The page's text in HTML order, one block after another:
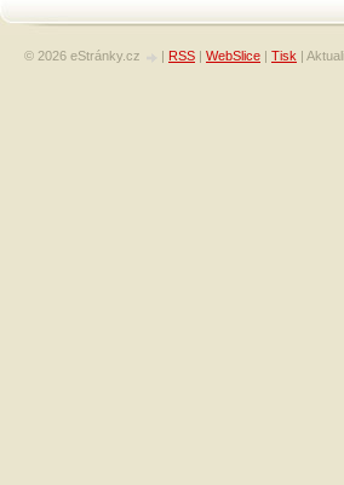
© 2026 eStránky.cz | RSS | WebSlice | Tisk |